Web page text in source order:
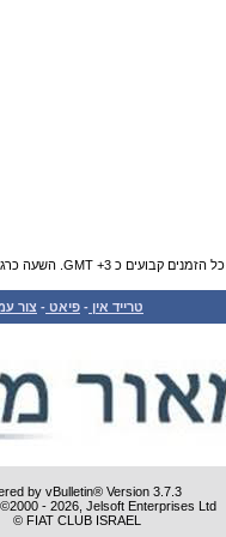
כל הזמנים קבועים כ GMT +3. השעה כרגע היא
טרייד אין - פיאט - צור
by vBulletin® Version 3.7.3
- 2026, Jelsoft Enterprises Ltd.
FIAT CLUB ISRAEL ©